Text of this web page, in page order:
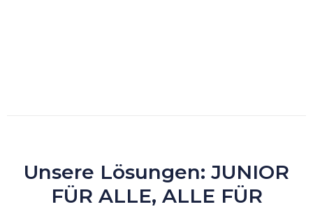
Unsere Lösungen: JUNIOR
FÜR ALLE, ALLE FÜR